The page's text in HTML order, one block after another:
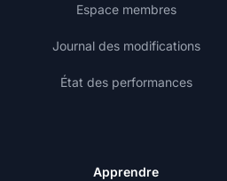
Espace membres
Journal des modifications
État des performances
Apprendre